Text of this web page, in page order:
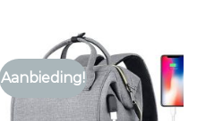
Aanbieding!